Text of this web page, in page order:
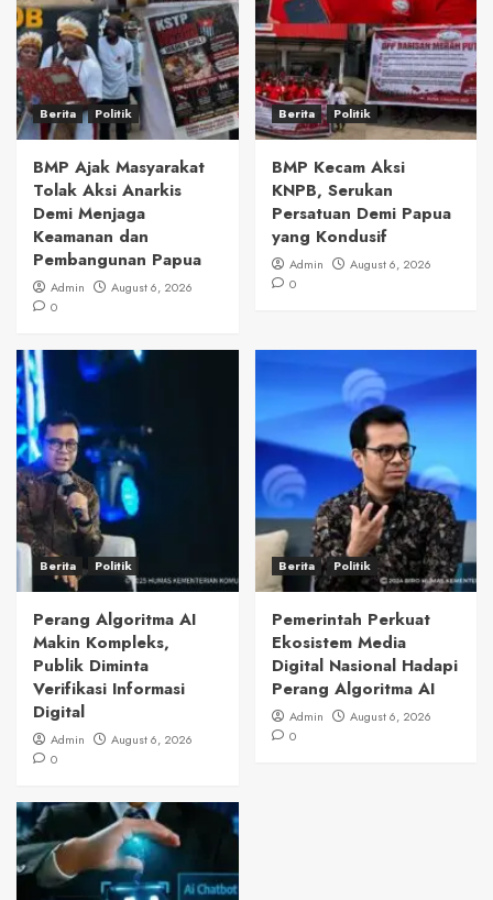
Berita Politik
BMP Ajak Masyarakat
Tolak Aksi Anarkis
Demi Menjaga
Keamanan dan
Pembangunan Papua
Admin
August 6, 2026
0
Berita Politik
BMP Kecam Aksi
KNPB, Serukan
Persatuan Demi Papua
yang Kondusif
Admin
August 6, 2026
0
Berita Politik
Perang Algoritma AI
Makin Kompleks,
Publik Diminta
Verifikasi Informasi
Digital
Admin
August 6, 2026
0
Berita Politik
Pemerintah Perkuat
Ekosistem Media
Digital Nasional Hadapi
Perang Algoritma AI
Admin
August 6, 2026
0